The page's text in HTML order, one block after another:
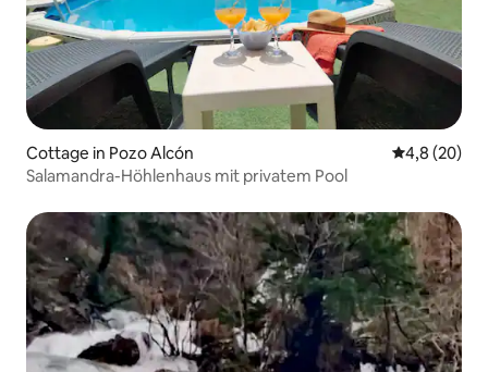
Cottage in Pozo Alcón
4,8 (20)
Salamandra-Höhlenhaus mit privatem Pool